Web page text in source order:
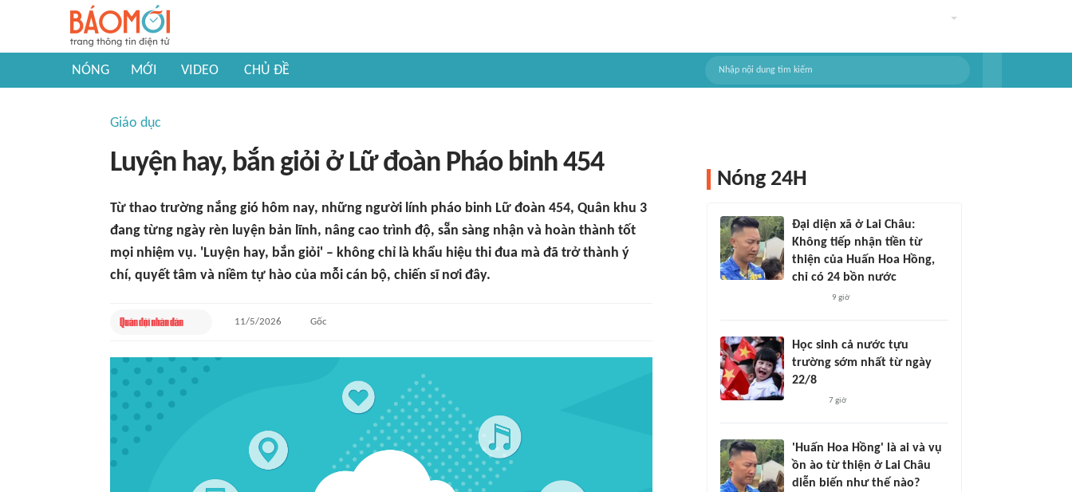
NÓNG MỚI VIDEO CHỦ ĐỀ
Giáo dục
Luyện hay, bắn giỏi ở Lữ đoàn Pháo binh 454
Từ thao trường nắng gió hôm nay, những người lính pháo binh Lữ đoàn 454, Quân khu 3
đang từng ngày rèn luyện bản lĩnh, nâng cao trình độ, sẵn sàng nhận và hoàn thành tốt
mọi nhiệm vụ. 'Luyện hay, bắn giỏi' – không chỉ là khẩu hiệu thi đua mà đã trở thành ý
chí, quyết tâm và niềm tự hào của mỗi cán bộ, chiến sĩ nơi đây.
11/5/2026 Gốc
Nóng 24H
Đại diện xã ở Lai Châu:
Không tiếp nhận tiền từ
thiện của Huấn Hoa Hồng,
chỉ có 24 bồn nước
9 giờ
Học sinh cả nước tựu
trường sớm nhất từ ngày
22/8
7 giờ
'Huấn Hoa Hồng' là ai và vụ
ồn ào từ thiện ở Lai Châu
diễn biến như thế nào?